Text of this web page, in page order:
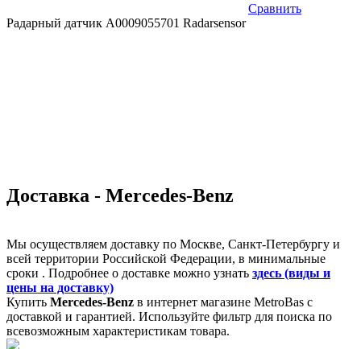
Сравнить
Радарный датчик A0009055701 Radarsensor
Доставка - Mercedes-Benz
Мы осуществляем доставку по Москве, Санкт-Петербургу и
всей территории Российской Федерации, в минимальные
сроки . Подробнее о доставке можно узнать здесь (виды и
цены на доставку)
Купить Mercedes-Benz в интернет магазине MetroBas с
доставкой и гарантией. Используйте фильтр для поиска по
всевозможным характеристикам товара.